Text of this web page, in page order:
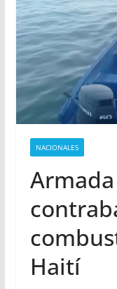
NACIONALES
Haití